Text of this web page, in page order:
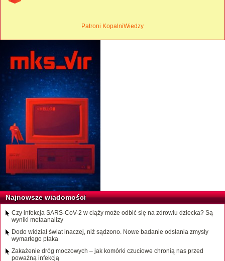
Patroni KopalniWiedzy
Najnowsze wiadomości
Czy infekcja SARS-CoV-2 w ciąży może odbić się na zdrowiu dziecka? Są
wyniki metaanalizy
Dodo widział świat inaczej, niż sądzono. Nowe badanie odsłania zmysły
wymarłego ptaka
Zakażenie dróg moczowych – jak komórki czuciowe chronią nas przed
poważną infekcją